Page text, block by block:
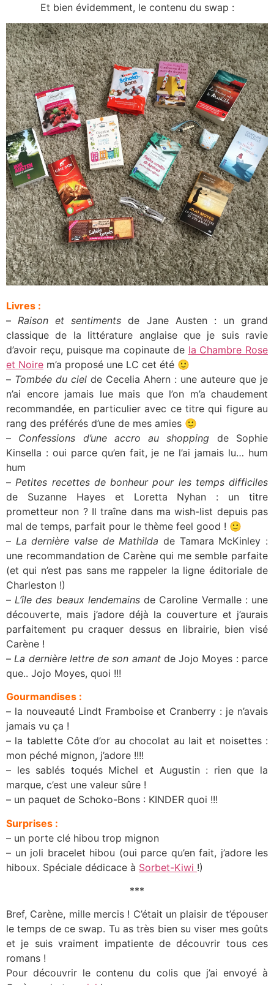
Et bien évidemment, le contenu du swap :
Livres :
– Raison et sentiments de Jane Austen : un grand
classique de la littérature anglaise que je suis ravie
d’avoir reçu, puisque ma copinaute de la Chambre Rose
et Noire m’a proposé une LC cet été 🙂
– Tombée du ciel de Cecelia Ahern : une auteure que je
n’ai encore jamais lue mais que l’on m’a chaudement
recommandée, en particulier avec ce titre qui figure au
rang des préférés d’une de mes amies 🙂
– Confessions d’une accro au shopping de Sophie
Kinsella : oui parce qu’en fait, je ne l’ai jamais lu… hum
hum
– Petites recettes de bonheur pour les temps difficiles
de Suzanne Hayes et Loretta Nyhan : un titre
prometteur non ? Il traîne dans ma wish-list depuis pas
mal de temps, parfait pour le thème feel good ! 🙂
– La dernière valse de Mathilda de Tamara McKinley :
une recommandation de Carène qui me semble parfaite
(et qui n’est pas sans me rappeler la ligne éditoriale de
Charleston !)
– L’île des beaux lendemainsde Caroline Vermalle : une
découverte, mais j’adore déjà la couverture et j’aurais
parfaitement pu craquer dessus en librairie, bien visé
Carène !
– La dernière lettre de son amantde Jojo Moyes : parce
que.. Jojo Moyes, quoi !!!
Gourmandises :
– la nouveauté Lindt Framboise et Cranberry : je n’avais
jamais vu ça !
– la tablette Côte d’or au chocolat au lait et noisettes :
mon péché mignon, j’adore !!!!
– les sablés toqués Michel et Augustin : rien que la
marque, c’est une valeur sûre !
– un paquet de Schoko-Bons : KINDER quoi !!!
Surprises :
– un porte clé hibou trop mignon
– un joli bracelet hibou (oui parce qu’en fait, j’adore les
hiboux. Spéciale dédicace à Sorbet-Kiwi !)
***
Bref, Carène, mille mercis ! C’était un plaisir de t’épouser
le temps de ce swap. Tu as très bien su viser mes goûts
et je suis vraiment impatiente de découvrir tous ces
romans !
Pour découvrir le contenu du colis que j’ai envoyé à